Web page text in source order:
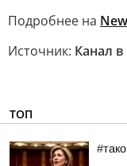
Подробнее на
Источник: Канал
ТОП